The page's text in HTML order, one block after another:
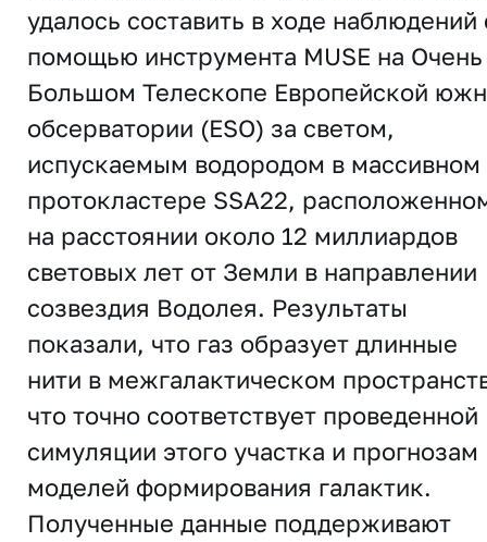
удалось составить в ходе наблюдений
помощью инструмента MUSE на Очень
Большом Телескопе Европейской
обсерватории (ESO) за светом,
испускаемым водородом в массивном
протокластере SSA22,
на расстоянии около 12 миллиардов
световых лет от Земли в направлении
созвездия Водолея. Результаты
показали, что газ образует длинные
нити в межгалактическом
что точно соответствует проведенной
симуляции этого участка и прогнозам
моделей формирования галактик.
Полученные данные поддерживают